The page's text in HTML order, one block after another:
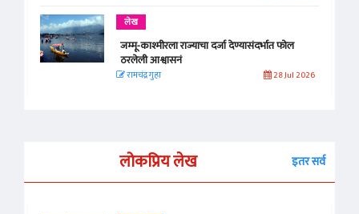
लेख
जम्मू-काश्मीरला राज्याचा दर्जा देण्यासंदर्भात फोल
ठरलेली आश्वासनं
रामचंद्र गुहा 28 Jul 2026
लोकप्रिय लेख इतर सर्व